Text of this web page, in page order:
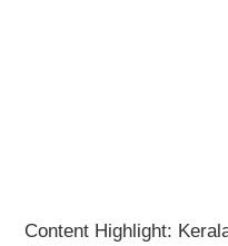
Content Highlight: